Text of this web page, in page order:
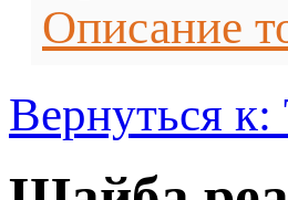
Описание
Вернуться к: